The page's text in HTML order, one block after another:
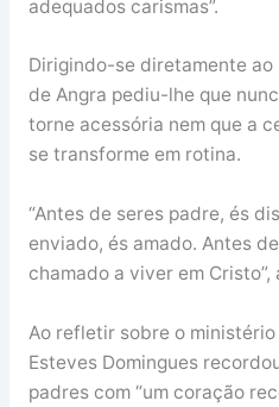
adequados carismas”.
Dirigindo-se diretamente
de Angra pediu-lhe que
torne acessória nem que a
se transforme em rotina.
“Antes de seres padre, és
enviado, és amado. Antes
chamado a viver em Cristo”,
Ao refletir sobre o
Esteves Domingues
padres com “um coração